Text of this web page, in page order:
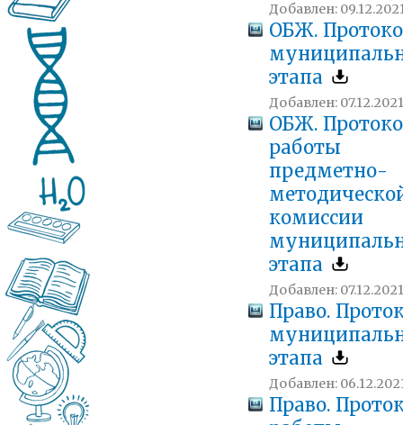
Добавлен:
ОБЖ.
этапа
Добавлен:
ОБЖ.
работы
предметно-
комиссии
этапа
Добавлен:
Право.
этапа
Добавлен:
Право.